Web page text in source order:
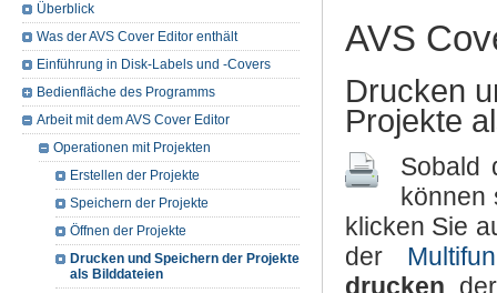
AVS
Drucken
Projekte
Sobald
können
klicken Sie
der
drucken
Überblick
Was der AVS Cover Editor enthält
Einführung in Disk-Labels und -Covers
Bedienfläche des Programms
Arbeit mit dem AVS Cover Editor
Operationen mit Projekten
Erstellen der Projekte
Speichern der Projekte
Öffnen der Projekte
Drucken und Speichern der Projekte
als Bilddateien